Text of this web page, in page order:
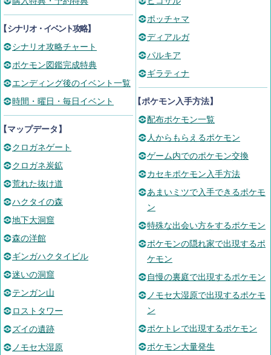
シナリオ・イベント攻略】
シナリオ攻略チャート
ポケモン図鑑完成特典
エンディング後のイベント一覧
時間・曜日・毎日イベント
マップデータ】
クロガネゲート
クロガネ炭鉱
荒れた抜け道
ハクタイの森
地下大洞窟
森の洋館
ギンガハクタイビル
迷いの洞窟
テンガン山
ロストタワー
ズイの遺跡
ノモセ大湿原
ポッチャマ
ディアルガ
パルキア
ギラティナ
【ポケモン入手方法】
配布ポケモン一覧
人からもらえるポケモン
ゲーム内でのポケモン交換
カセキポケモン入手方法
あまいミツで入手できるポケモ
ン
特殊な出会い方をするポケモン
ポケモンの隠れ家で出現するポ
ケモン
自慢の裏庭で出現するポケモン
ノモセ大湿原で出現するポケモ
ン
ポケトレで出現するポケモン
ポケモン大量発生